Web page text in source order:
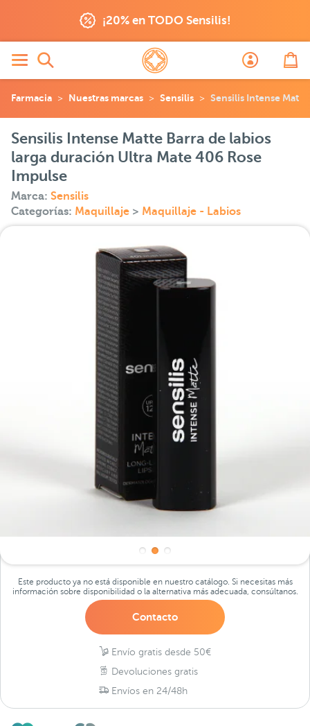
¡20% en TODO Sensilis!
Farmacia Nuestras marcas Sensilis Sensilis Intense
Sensilis Intense Matte Barra de labios
larga duración Ultra Mate 406 Rose
Impulse
Marca: Sensilis
Categorías: Maquillaje > Maquillaje - Labios
Este producto ya no está disponible en nuestro catálogo. Si necesitas más
información sobre disponibilidad o la alternativa más adecuada, consúltanos.
Contacto
Envío gratis desde 50€
Devoluciones gratis
Envíos en 24/48h